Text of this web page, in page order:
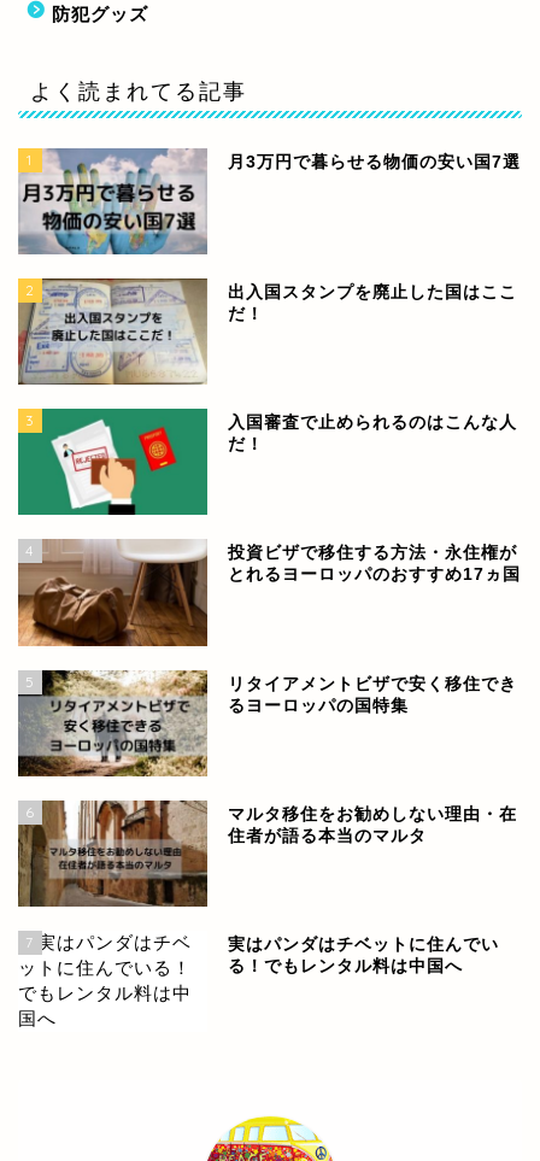
防犯グッズ
よく読まれてる記事
1 月3万円で暮らせる物価の安い国7選
2
出入国スタンプを廃止した国はここ
だ！
3
入国審査で止められるのはこんな人
だ！
4
投資ビザで移住する方法・永住権が
とれるヨーロッパのおすすめ17ヵ国
5
リタイアメントビザで安く移住でき
るヨーロッパの国特集
6
マルタ移住をお勧めしない理由・在
住者が語る本当のマルタ
7
実はパンダはチベットに住んでい
る！でもレンタル料は中国へ